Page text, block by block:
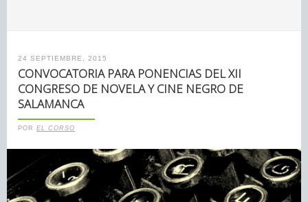
24 SEPTIEMBRE, 2015
CONVOCATORIA PARA PONENCIAS DEL XII
CONGRESO DE NOVELA Y CINE NEGRO DE
SALAMANCA
POR EL CORSO